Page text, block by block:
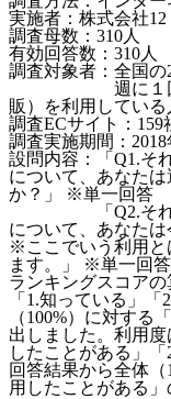
実施者：株式会社12
調査母数：310人
有効回答数：310人
調査対象者：全国の
週に１回以上
販）を利用している
調査ECサイト：159
調査実施期間：2018
設問内容：「Q1.そ
について、あなた
か？」 ※単一回答
「Q2.それぞれ
について、あなた
※ここでいう利用と
ます。」 ※単一回答
ランキングスコア
「1.知っている」
（100%）に対する
出しました。利用
したことがある」
回答結果から全体
用したことがある」